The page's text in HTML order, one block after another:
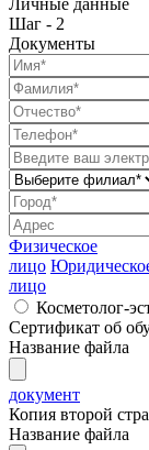
Шаг - 2
Документы
Физическое
лицо
лицо
Косметолог-
Сертификат об
Название файла
документ
Копия второй
Название файла